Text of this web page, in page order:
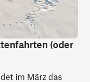
(oder
im März das